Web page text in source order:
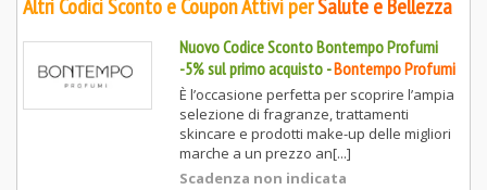
Altri Codici Sconto e Coupon Attivi perSalute e Bellezza
Nuovo Codice Sconto Bontempo Profumi
-5% sul primo acquisto-Bontempo Profumi
È l’occasione perfetta per scoprire l’ampia
selezione di fragranze, trattamenti
skincare e prodotti make-up delle migliori
marche a un prezzo an[...]
Scadenza non indicata